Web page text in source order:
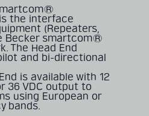
is the interface
(Repeaters,
Becker smartcom®
The Head End
and bi-directional
is available with 12
36 VDC output to
using European or
bands.